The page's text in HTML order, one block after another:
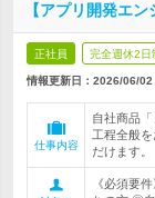
【アプリ開発エ
正社員 完全週休2日
情報更新日：2026/06/02
仕事内容
自社商品
工程全般
だけます。
《必須要